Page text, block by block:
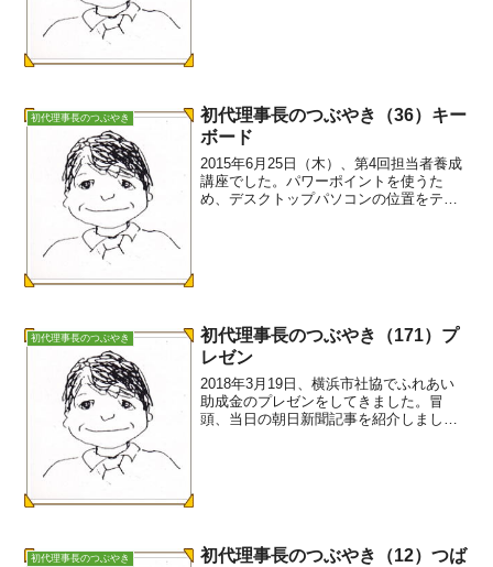
初代理事長のつぶやき
初代理事長のつぶやき（36）キー
ボード
2015年6月25日（木）、第4回担当者養成
講座でした。パワーポイントを使うた
め、デスクトップパソコンの位置をテー
初代理事長のつぶやき
初代理事長のつぶやき（171）プ
レゼン
2018年3月19日、横浜市社協でふれあい
助成金のプレゼンをしてきました。冒
頭、当日の朝日新聞記事を紹介しまし
初代理事長のつぶやき
初代理事長のつぶやき（12）つば